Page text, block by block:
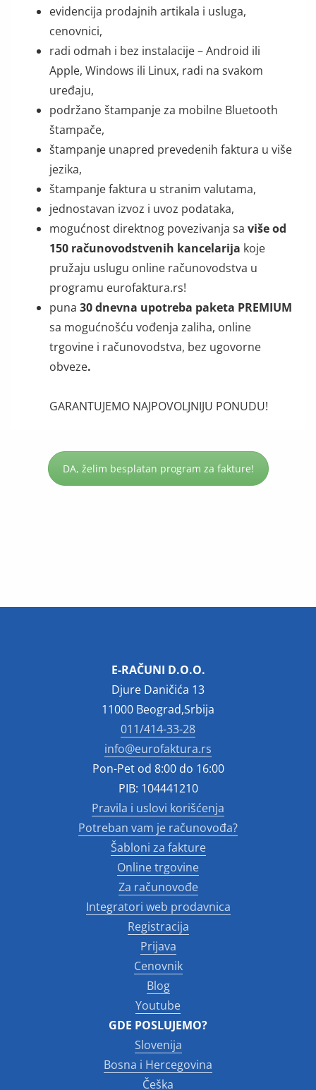
evidencija prodajnih artikala i usluga,
cenovnici,
radi odmah i bez instalacije – Android ili
Apple, Windows ili Linux, radi na svakom
uređaju,
podržano štampanje za mobilne Bluetooth
štampače,
štampanje unapred prevedenih faktura u više
jezika,
štampanje faktura u stranim valutama,
jednostavan izvoz i uvoz podataka,
mogućnost direktnog povezivanja sa više od
150 računovodstvenih kancelarija koje
pružaju uslugu online računovodstva u
programu eurofaktura.rs!
puna 30 dnevna upotreba paketa PREMIUM
sa mogućnošću vođenja zaliha, online
trgovine i računovodstva, bez ugovorne
obveze.
GARANTUJEMO NAJPOVOLJNIJU PONUDU!
DA, želim besplatan program za fakture!
E-RAČUNI D.O.O.
Djure Daničića 13
11000 Beograd,Srbija
011/414-33-28
info@eurofaktura.rs
Pon-Pet od 8:00 do 16:00
PIB: 104441210
Pravila i uslovi korišćenja
Potreban vam je računovođa?
Šabloni za fakture
Online trgovine
Za računovođe
Integratori web prodavnica
Registracija
Prijava
Cenovnik
Blog
Youtube
GDE POSLUJEMO?
Slovenija
Bosna i Hercegovina
Češka